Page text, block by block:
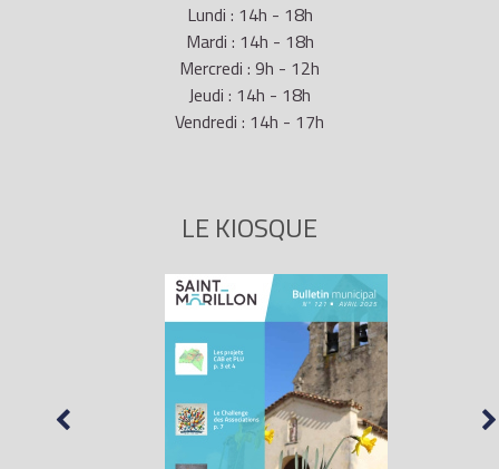
Lundi : 14h - 18h
Mardi : 14h - 18h
Mercredi : 9h - 12h
Jeudi : 14h - 18h
Vendredi : 14h - 17h
LE KIOSQUE